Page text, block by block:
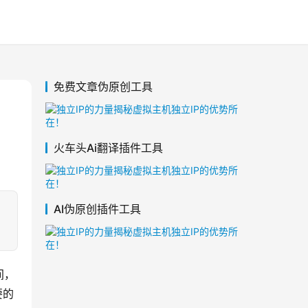
免费文章伪原创工具
火车头Ai翻译插件工具
AI伪原创插件工具